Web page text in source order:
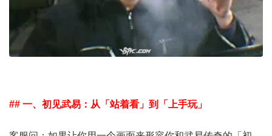
## 一、初见武易：从「站着看」到「上手玩」